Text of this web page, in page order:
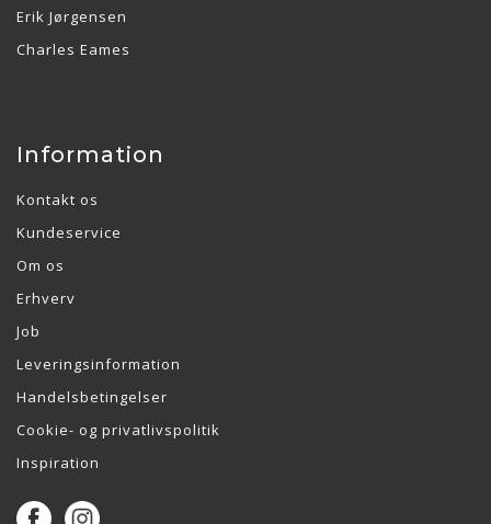
Erik Jørgensen
Charles Eames
Information
Kontakt os
Kundeservice
Om os
Erhverv
Job
Leveringsinformation
Handelsbetingelser
Cookie- og privatlivspolitik
Inspiration